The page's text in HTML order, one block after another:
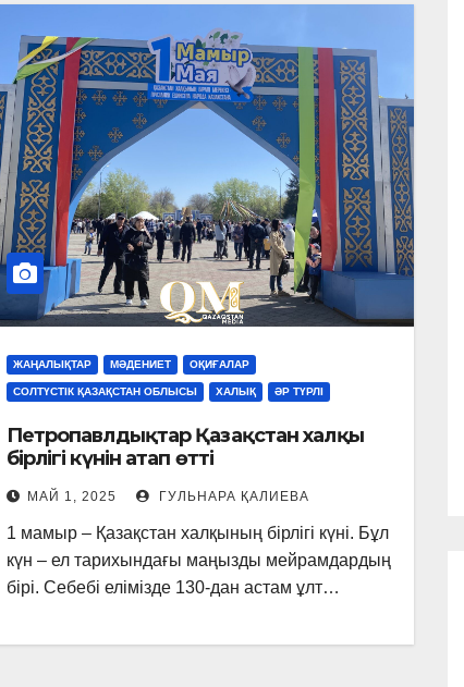
ЖАҢАЛЫҚТАР МӘДЕНИЕТ ОҚИҒАЛАР
СОЛТҮСТІК ҚАЗАҚСТАН ОБЛЫСЫ ХАЛЫҚ ӘР ТҮРЛІ
Петропавлдықтар Қазақстан халқы
бірлігі күнін атап өтті
МАЙ 1, 2025 ГУЛЬНАРА ҚАЛИЕВА
1 мамыр – Қазақстан халқының бірлігі күні. Бұл
күн – ел тарихындағы маңызды мейрамдардың
бірі. Себебі елімізде 130-дан астам ұлт…